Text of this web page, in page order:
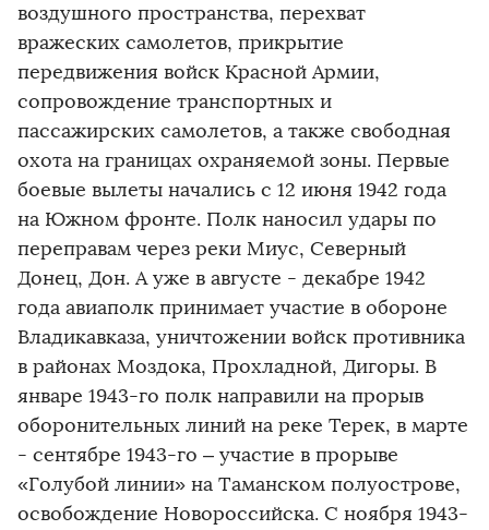
воздушного пространства, перехват
вражеских самолетов, прикрытие
передвижения войск Красной Армии,
сопровождение транспортных и
пассажирских самолетов, а также свободная
охота на границах охраняемой зоны. Первые
боевые вылеты начались с 12 июня 1942 года
на Южном фронте. Полк наносил удары по
переправам через реки Миус, Северный
Донец, Дон. А уже в августе - декабре 1942
года авиаполк принимает участие в обороне
Владикавказа, уничтожении войск противника
в районах Моздока, Прохладной, Дигоры. В
январе 1943-го полк направили на прорыв
оборонительных линий на реке Терек, в марте
- сентябре 1943-го – участие в прорыве
«Голубой линии» на Таманском полуострове,
освобождение Новороссийска. С ноября 1943-